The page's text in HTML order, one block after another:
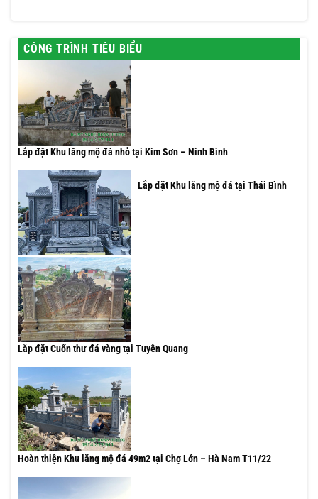
CÔNG TRÌNH TIÊU BIỂU
Lắp đặt Khu lăng mộ đá nhỏ tại Kim Sơn – Ninh Bình
Lắp đặt Khu lăng mộ đá tại Thái Bình
Lắp đặt Cuốn thư đá vàng tại Tuyên Quang
Hoàn thiện Khu lăng mộ đá 49m2 tại Chợ Lớn – Hà Nam T11/22